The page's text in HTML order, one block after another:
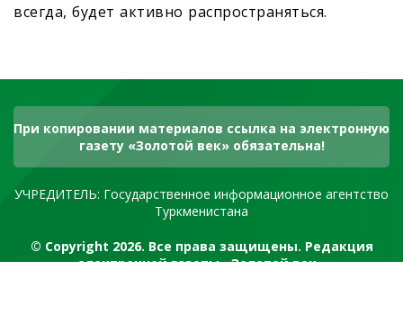
всегда, будет активно распространяться.
При копировании материалов ссылка на электронную
газету «Золотой век» обязательна!
УЧРЕДИТЕЛЬ: Государственное информационное агентство
Туркменистана
© Copyright 2026. Все права защищены. Редакция
электронной газеты «Золотой век»